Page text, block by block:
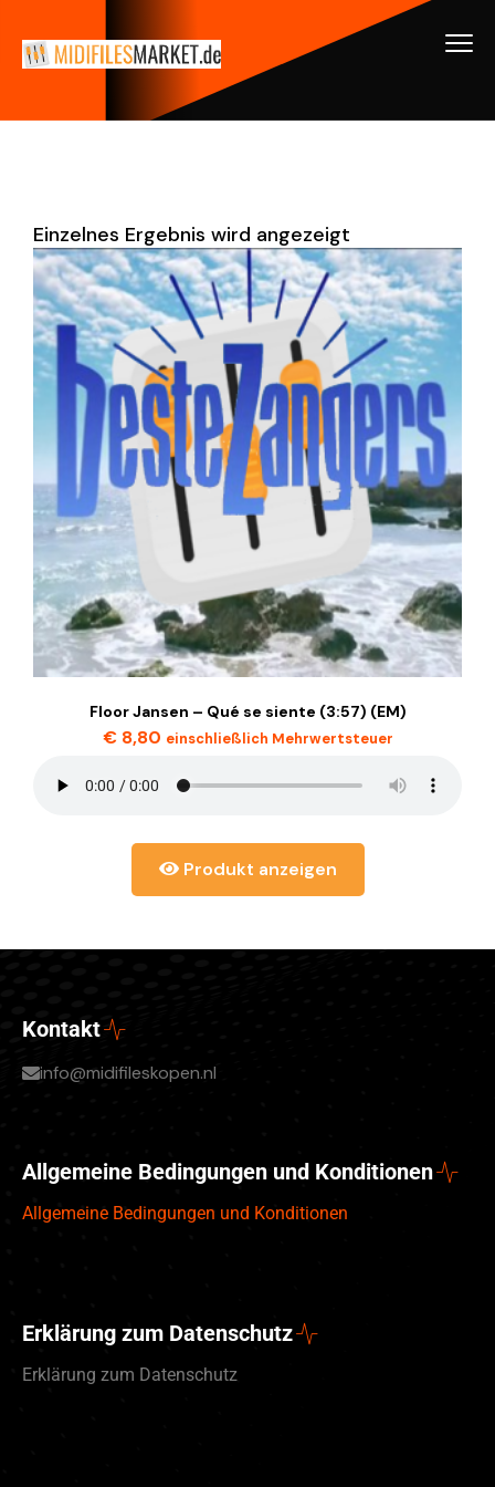
Einzelnes Ergebnis wird angezeigt
Floor Jansen – Qué se siente (3:57) (EM)
€8,80 einschließlich Mehrwertsteuer
Produkt anzeigen
Kontakt
info@midifileskopen.nl
Allgemeine Bedingungen und Konditionen
Allgemeine Bedingungen und Konditionen
Erklärung zum Datenschutz
Erklärung zum Datenschutz